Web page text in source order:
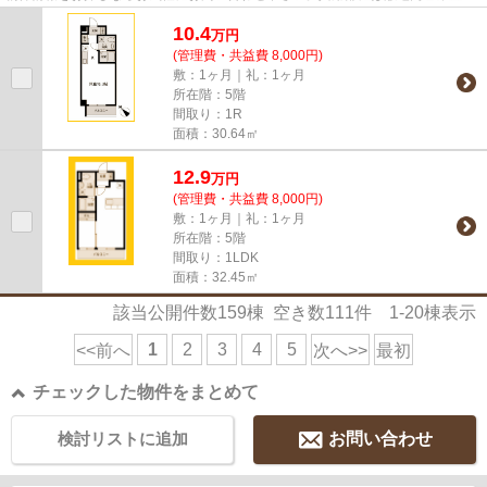
場・エレベータなど様々な設...
10.4万円
(管理費・共益費 8,000円)
敷：1ヶ月｜礼：1ヶ月
所在階：5階
間取り：1R
面積：30.64㎡
12.9万円
(管理費・共益費 8,000円)
敷：1ヶ月｜礼：1ヶ月
所在階：5階
間取り：1LDK
面積：32.45㎡
該当公開件数159棟 空き数111件 1-20棟表示
<<前へ 1 2 3 4 5 次へ>> 最初
チェックした物件をまとめて
お問い合わせ
検討リストに追加